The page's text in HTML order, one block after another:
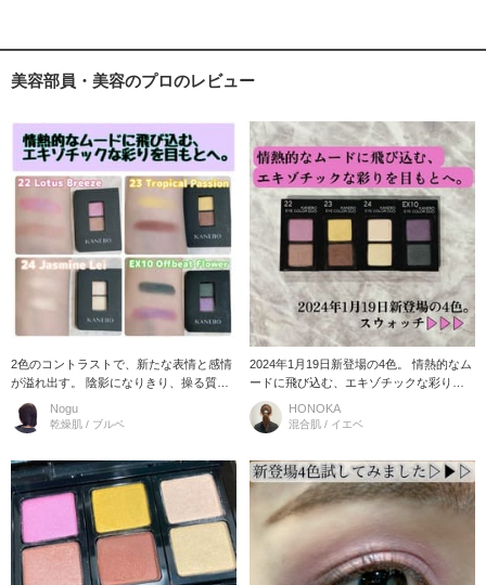
美容部員・美容のプロのレビュー
2色のコントラストで、新たな表情と感情
が溢れ出す。 陰影になりきり、操る質
感。ひと塗りで印象を一変する色。 アイ
シャドウからアイブロウまで、目
Nogu
乾燥肌 / ブルベ
2024年1月19日新登場の4色。 情熱的なム
ードに飛び込む、エキゾチックな彩りを
目もとへ。 陰影になりきり、操る質感。
ひと塗りで印象を一変する色
HONOKA
混合肌 / イエベ